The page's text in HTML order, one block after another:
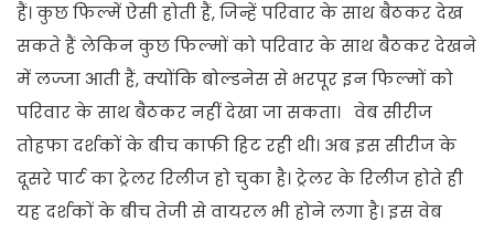
हैं। कुछ फिल्में ऐसी होती हैं, जिन्हें परिवार के साथ बैठकर देख
सकते हैं लेकिन कुछ फिल्मों को परिवार के साथ बैठकर देखने
में लज्जा आती हैं, क्योंकि बोल्डनेस से भरपूर इन फिल्मों को
परिवार के साथ बैठकर नहीं देखा जा सकता। वेब सीरीज
तोहफा दर्शकों के बीच काफी हिट रही थी। अब इस सीरीज के
दूसरे पार्ट का ट्रेलर रिलीज हो चुका है। ट्रेलर के रिलीज होते ही
यह दर्शकों के बीच तेजी से वायरल भी होने लगा है। इस वेब